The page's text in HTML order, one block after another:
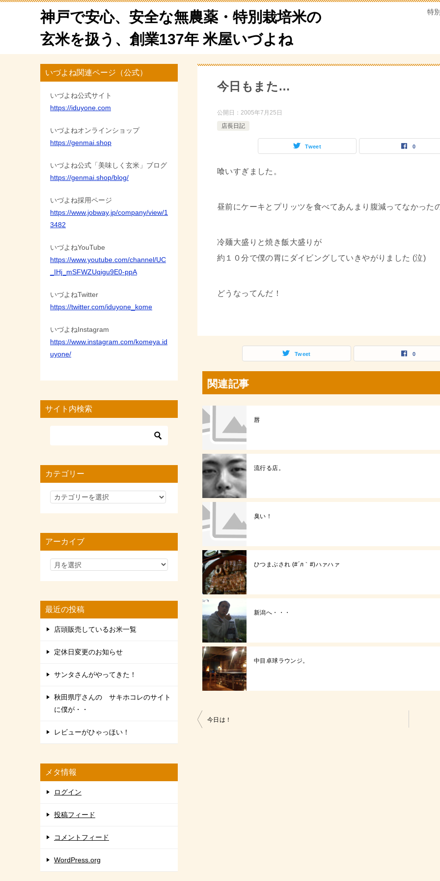
神戸で安心、安全な無農薬・特別栽培米の
玄米を扱う、創業137年 米屋いづよね
特
今日もまた…
公開日： 2005年7月25日
店長日記
Tweet 0
喰いすぎました。
昼前にケーキとプリッツを食べてあんまり腹減ってなかった
冷麺大盛りと焼き飯大盛りが
約１０分で僕の胃にダイビングしていきやがりました (泣)
どうなってんだ！
Tweet 0
関連記事
唇
流行る店。
臭い！
ひつまぶされ (#´л｀#)ハァハァ
新潟へ・・・
中目卓球ラウンジ。
投今日は！
いづよね関連ページ（公式）
いづよね公式サイト
https://iduyone.com
いづよねオンラインショップ
https://genmai.shop
いづよね公式「美味しく玄米」ブログ
https://genmai.shop/blog/
いづよね採用ページ
https://www.jobway.jp/company/view/1
3482
いづよねYouTube
https://www.youtube.com/channel/UC
_IHj_mSFWZUqigu9E0-ppA
いづよねTwitter
https://twitter.com/iduyone_kome
いづよねInstagram
https://www.instagram.com/komeya.id
uyone/
サイト内検索
カテゴリー
カ
リ
アーカイブ
最近の投稿
店頭販売しているお米一覧
定休日変更のお知らせ
サンタさんがやってきた！
秋田県庁さんの サキホコレのサイト
に僕が・・
レビューがひゃっほい！
メタ情報
ログイン
投稿フィード
コメントフィード
WordPress.org